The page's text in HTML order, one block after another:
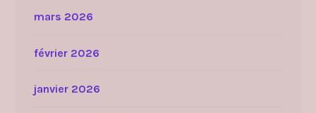
mars 2026
février 2026
janvier 2026